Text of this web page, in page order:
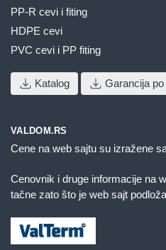
PP-R cevi i fiting
HDPE cevi
PVC cevi i PP fiting
Katalog Garancija
VALDOM.RS
Cene na web sajtu su izražene
Cenovnik i druge informacije na
tačne zato što je web sajt